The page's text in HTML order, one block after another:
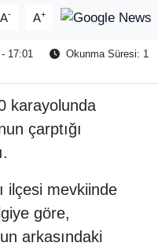
A- A+
17:01
Okunma Süresi: 1
karayolunda
çarptığı
ilçesi mevkiinde
göre,
arkasındaki